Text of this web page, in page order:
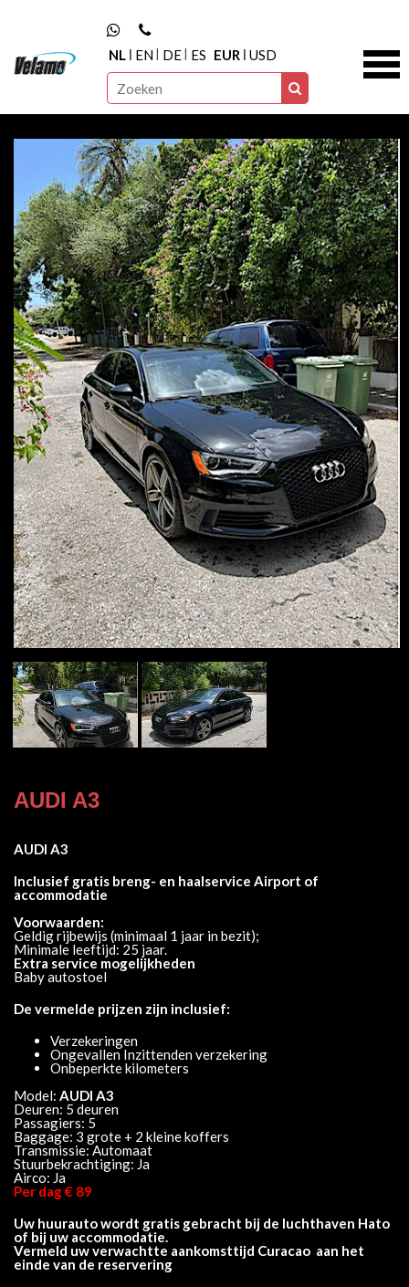
NL EN DE ES EUR USD
AUDI A3
AUDI A3
Inclusief gratis breng- en haalservice Airport of
accommodatie
Voorwaarden:
Geldig rijbewijs (minimaal 1 jaar in bezit);
Minimale leeftijd: 25 jaar.
Extra service mogelijkheden
Baby autostoel
De vermelde prijzen zijn inclusief:
Verzekeringen
Ongevallen Inzittenden verzekering
Onbeperkte kilometers
Model:AUDI A3
Deuren: 5 deuren
Passagiers: 5
Baggage: 3 grote + 2 kleine koffers
Transmissie: Automaat
Stuurbekrachtiging: Ja
Airco: Ja
Per dag € 89
Uw huurauto wordt gratis gebracht bij de luchthaven Hato
of bij uw accommodatie.
Vermeld uw verwachtte aankomsttijd Curacao aan het
einde van de reservering